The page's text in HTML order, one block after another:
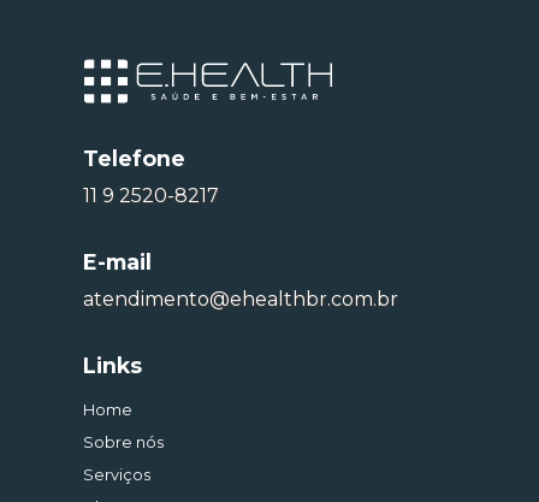
Telefone
11 9 2520-8217
E-mail
atendimento@ehealthbr.com.br
Links
Home
Sobre nós
Serviços